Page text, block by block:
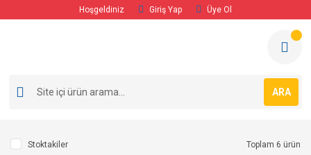
Hoşgeldiniz Giriş Yap Üye Ol
ARA
Stoktakiler Toplam 6 ürün